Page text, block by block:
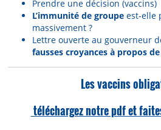
Prendre une décision (vaccins)
L’immunité de groupe est-elle
massivement ?
Lettre ouverte au gouverneur
fausses croyances à propos
Les vaccins
téléchargez notre pdf et